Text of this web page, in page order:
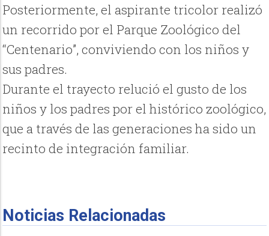
Posteriormente, el aspirante tricolor realizó
un recorrido por el Parque Zoológico del
“Centenario”, conviviendo con los niños y
sus padres.
Durante el trayecto relució el gusto de los
niños y los padres por el histórico zoológico,
que a través de las generaciones ha sido un
recinto de integración familiar.
Noticias Relacionadas